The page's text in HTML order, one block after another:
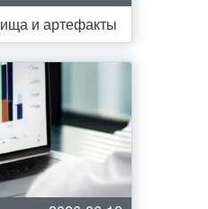
и артефакты